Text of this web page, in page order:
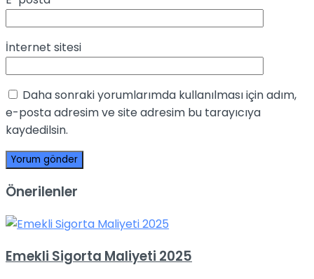
İnternet sitesi
Daha sonraki yorumlarımda kullanılması için adım,
e-posta adresim ve site adresim bu tarayıcıya
kaydedilsin.
Önerilenler
Emekli Sigorta Maliyeti 2025